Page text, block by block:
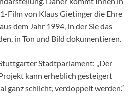
Film von Klaus Gietinger die Ehre
dem Jahr 1994, in der Sie das
in Ton und Bild dokumentieren.
Stadtparlament: „Der
kann erheblich gesteigert
ganz schlicht, verdoppelt werden.“